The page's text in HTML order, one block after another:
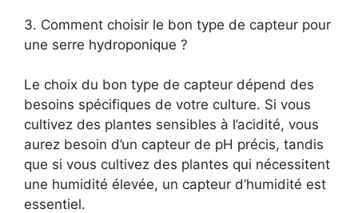
3. Comment choisir le bon type de capteur pour
une serre hydroponique ?
Le choix du bon type de capteur dépend des
besoins spécifiques de votre culture. Si vous
cultivez des plantes sensibles à l’acidité, vous
aurez besoin d’un capteur de pH précis, tandis
que si vous cultivez des plantes qui nécessitent
une humidité élevée, un capteur d’humidité est
essentiel.